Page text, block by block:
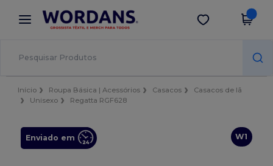
× App Wordans
Melhores preços na app!
Obter app
Início Roupa Básica | Acessórios Casacos
Casacos de lã
Unisexo
Regatta RGF628
W1
Enviado em